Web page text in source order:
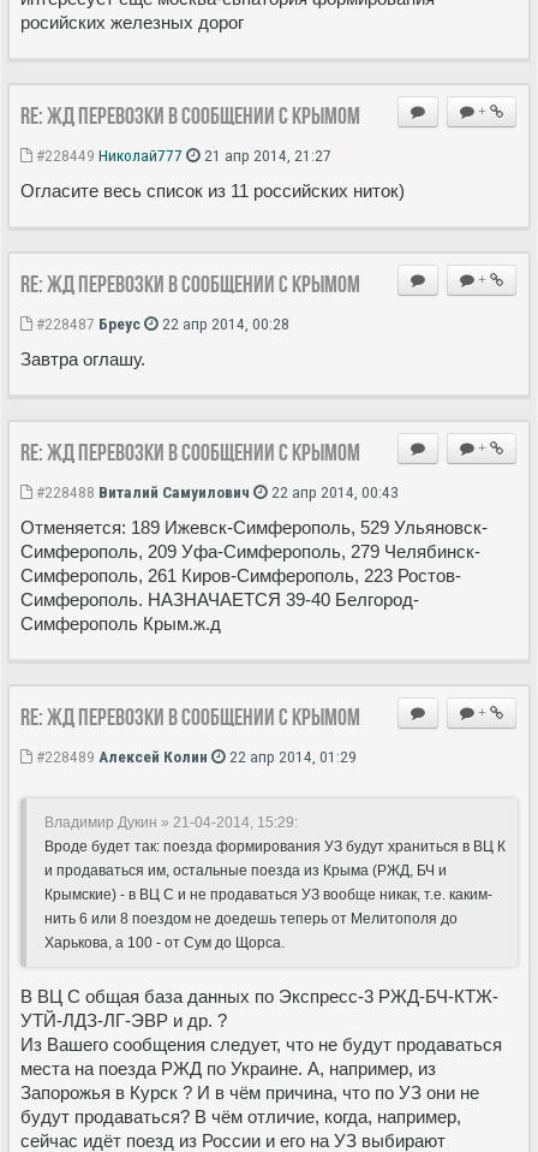
росийских железных дорог
+
Re: ЖД перевозки в сообщении с Крымом
#228449 Николай777 21 апр 2014, 21:27
Огласите весь список из 11 российских ниток)
+
Re: ЖД перевозки в сообщении с Крымом
#228487 Бреус 22 апр 2014, 00:28
Завтра оглашу.
+
Re: ЖД перевозки в сообщении с Крымом
#228488 Виталий Самуилович 22 апр 2014, 00:43
Отменяется: 189 Ижевск-Симферополь, 529 Ульяновск-
Симферополь, 209 Уфа-Симферополь, 279 Челябинск-
Симферополь, 261 Киров-Симферополь, 223 Ростов-
Симферополь. НАЗНАЧАЕТСЯ 39-40 Белгород-
Симферополь Крым.ж.д
+
Re: ЖД перевозки в сообщении с Крымом
#228489 Алексей Колин 22 апр 2014, 01:29
Владимир Дукин » 21-04-2014, 15:29:
Вроде будет так: поезда формирования УЗ будут храниться в ВЦ К
и продаваться им, остальные поезда из Крыма (РЖД, БЧ и
Крымские) - в ВЦ С и не продаваться УЗ вообще никак, т.е. каким-
нить 6 или 8 поездом не доедешь теперь от Мелитополя до
Харькова, а 100 - от Сум до Щорса.
В ВЦ С общая база данных по Экспресс-3 РЖД-БЧ-КТЖ-
УТЙ-ЛДЗ-ЛГ-ЭВР и др. ?
Из Вашего сообщения следует, что не будут продаваться
места на поезда РЖД по Украине. А, например, из
Запорожья в Курск ? И в чём причина, что по УЗ они не
будут продаваться? В чём отличие, когда, например,
сейчас идёт поезд из России и его на УЗ выбирают